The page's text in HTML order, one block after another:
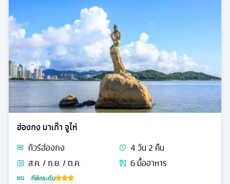
ฮ่องกง มาเก๊า จูไห่
ทัวร์ฮ่องกง 4วัน2 คืน
ส.ค. / ก.ย. / ต.ค.
6มื้ออาหาร
ที่พักระดับ